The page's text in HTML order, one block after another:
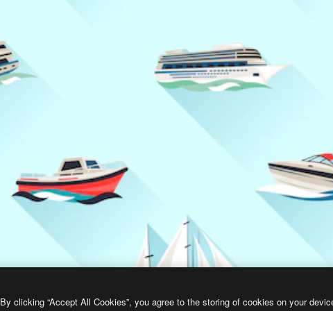
By clicking “Accept All Cookies”, you agree to the storing of cookies on your